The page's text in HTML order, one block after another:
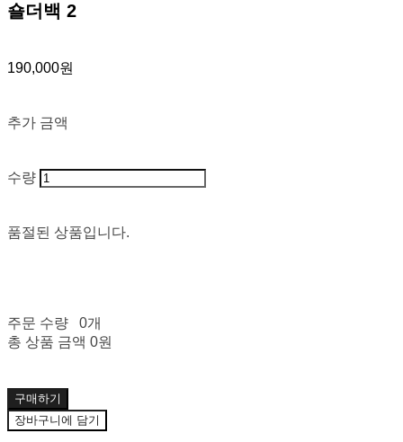
숄더백 2
190,000원
추가 금액
수량
품절된 상품입니다.
주문 수량
0개
총 상품 금액 0원
구매하기
장바구니에 담기